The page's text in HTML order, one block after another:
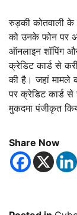
रुड़की कोतवाली के
को उनके फोन पर
ऑनलाइन शॉपिंग
क्रेडिट कार्ड से
की है। जहां मामले
पर क्रेडिट कार्ड
मुकदमा पंजीकृत
Share Now